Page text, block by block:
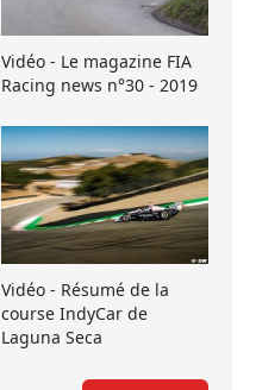
Vidéo - Le magazine FIA
Racing news n°30 - 2019
Vidéo - Résumé de la
course IndyCar de
Laguna Seca